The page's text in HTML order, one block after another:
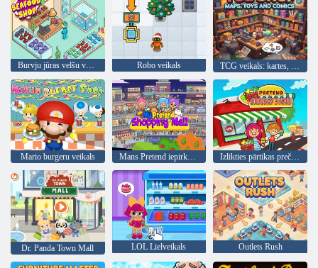
Burvju jūras velšu veikals Robo veikals TCG veikals: kartes, rotaļlietas un komiksi
Mario burgeru veikals Mans Pretend iepirkšanās centrs Izlikties pārtikas preču veikals
Dr. Panda Town Mall LOL Lielveikals Outlets Rush